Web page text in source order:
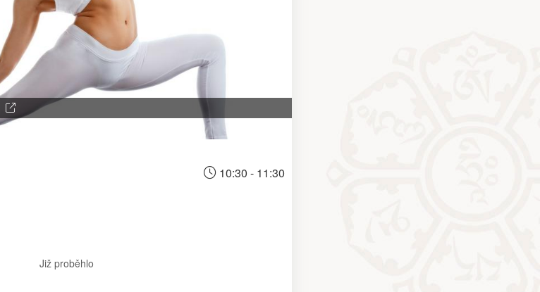
10:30 - 11:30
Již proběhlo